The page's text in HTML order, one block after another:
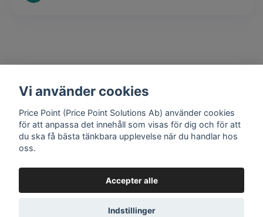
1 year ago
Mathias Johansson
Google review widgetby
Vi använder cookies
Price Point (Price Point Solutions Ab) använder cookies
för att anpassa det innehåll som visas för dig och för att
du ska få bästa tänkbara upplevelse när du handlar hos
oss.
Accepter alle
Indstillinger